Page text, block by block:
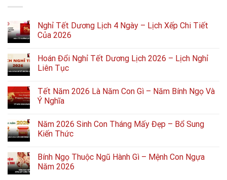
Nghỉ Tết Dương Lịch 4 Ngày – Lịch Xếp Chi Tiết
Của 2026
Hoán Đổi Nghỉ Tết Dương Lịch 2026 – Lịch Nghỉ
Liên Tục
Tết Năm 2026 Là Năm Con Gì – Năm Bính Ngọ Và
Ý Nghĩa
Năm 2026 Sinh Con Tháng Mấy Đẹp – Bổ Sung
Kiến Thức
Bính Ngọ Thuộc Ngũ Hành Gì – Mệnh Con Ngựa
Năm 2026